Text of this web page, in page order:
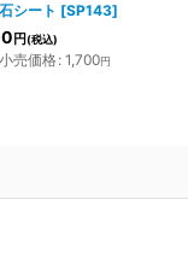
シート [SP143]
円(税込)
売価格: 1,700円